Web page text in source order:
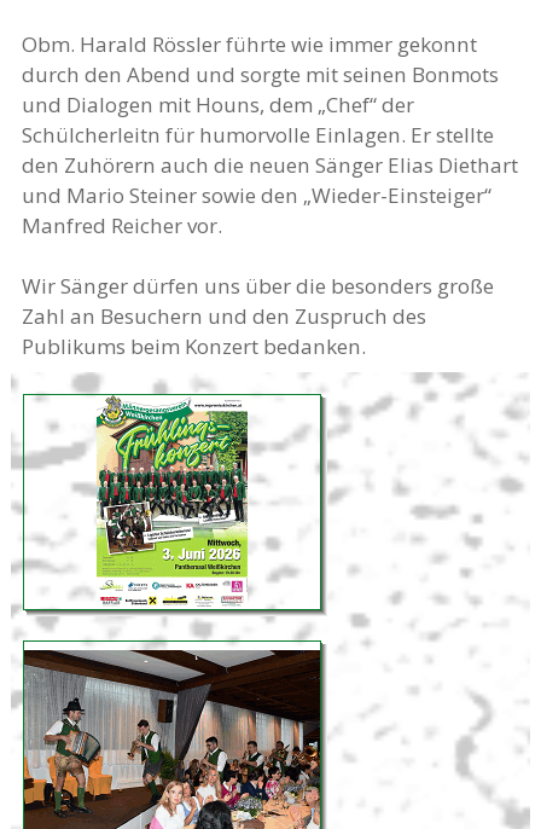
Obm. Harald Rössler führte wie immer gekonnt
durch den Abend und sorgte mit seinen Bonmots
und Dialogen mit Houns, dem „Chef“ der
Schülcherleitn für humorvolle Einlagen. Er stellte
den Zuhörern auch die neuen Sänger Elias Diethart
und Mario Steiner sowie den „Wieder-Einsteiger“
Manfred Reicher vor.
Wir Sänger dürfen uns über die besonders große
Zahl an Besuchern und den Zuspruch des
Publikums beim Konzert bedanken.